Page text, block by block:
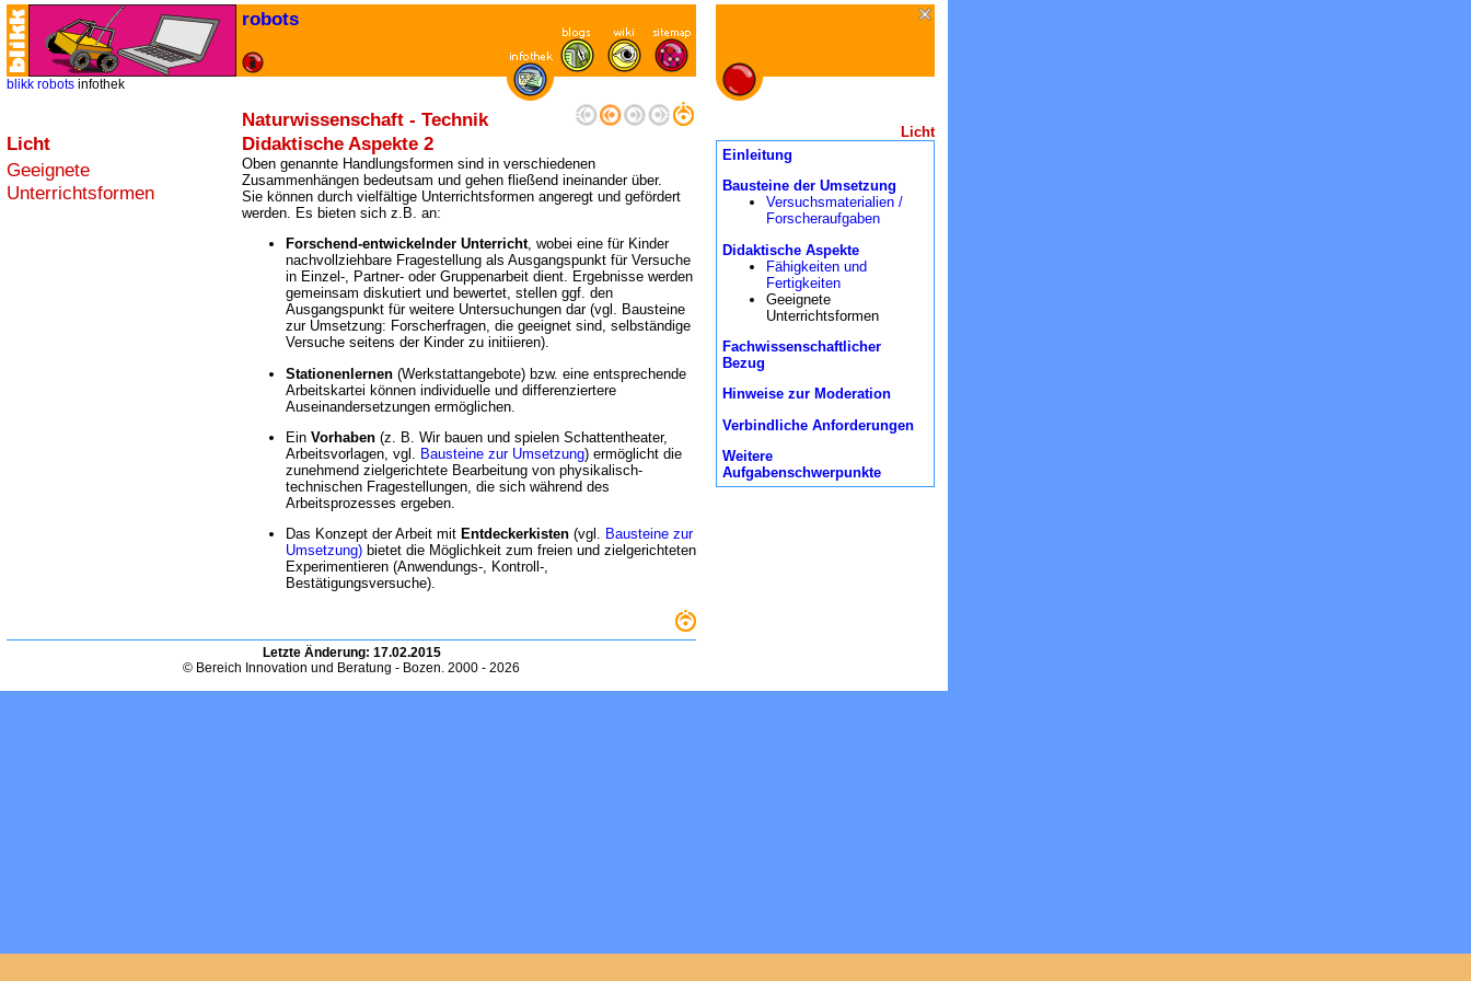
robots
blikk robots infothek
Naturwissenschaft - Technik
Licht
Geeignete
Unterrichtsformen
Didaktische Aspekte 2
Oben genannte Handlungsformen sind in verschiedenen
Zusammenhängen bedeutsam und gehen fließend ineinander über.
Sie können durch vielfältige Unterrichtsformen angeregt und gefördert
werden. Es bieten sich z.B. an:
Forschend-entwickelnder Unterricht, wobei eine für Kinder
nachvollziehbare Fragestellung als Ausgangspunkt für Versuche
in Einzel-, Partner- oder Gruppenarbeit dient. Ergebnisse werden
gemeinsam diskutiert und bewertet, stellen ggf. den
Ausgangspunkt für weitere Untersuchungen dar (vgl. Bausteine
zur Umsetzung: Forscherfragen, die geeignet sind, selbständige
Versuche seitens der Kinder zu initiieren).
Stationenlernen (Werkstattangebote) bzw. eine entsprechende
Arbeitskartei können individuelle und differenziertere
Auseinandersetzungen ermöglichen.
Ein Vorhaben (z. B. Wir bauen und spielen Schattentheater,
Arbeitsvorlagen, vgl.
Bausteine zur Umsetzung) ermöglicht die
zunehmend zielgerichtete Bearbeitung von physikalisch-
technischen Fragestellungen, die sich während des
Arbeitsprozesses ergeben.
Das Konzept der Arbeit mit Entdeckerkisten (vgl. Bausteine zur
Umsetzung) bietet die Möglichkeit zum freien und zielgerichteten
Experimentieren (Anwendungs-, Kontroll-,
Bestätigungsversuche).
Letzte Änderung: 17.02.2015
© Bereich Innovation und Beratung - Bozen. 2000 - 2026
Licht
Einleitung
Bausteine der Umsetzung
Versuchsmaterialien /
Forscheraufgaben
Didaktische Aspekte
Fähigkeiten und
Fertigkeiten
Geeignete
Unterrichtsformen
Fachwissenschaftlicher
Bezug
Hinweise zur Moderation
Verbindliche Anforderungen
Weitere
Aufgabenschwerpunkte